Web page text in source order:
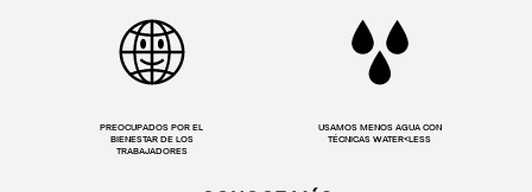
PREOCUPADOS POR EL
BIENESTAR DE LOS
TRABAJADORES
USAMOS MENOS AGUA CON
TÉCNICAS WATER<LESS